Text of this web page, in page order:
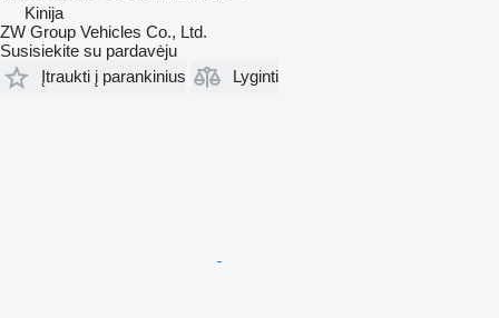
Kinija
ZW Group Vehicles Co., Ltd.
Susisiekite su pardavėju
Įtraukti į parankinius
Lyginti